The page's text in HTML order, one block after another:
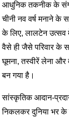
आधुनिक तकनीक के
चीनी नव वर्ष मनाने के
के लिए, लालटेन उत्सव
वैसे ही जैसे परिवार के
घूमना, तस्वीरें लेना
बन गया है।
सांस्कृतिक आदान-
निकलकर दुनिया भर के